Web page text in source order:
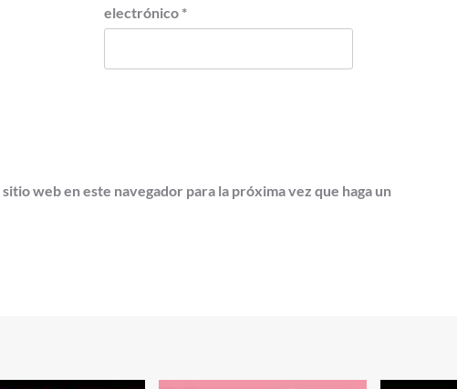
electrónico *
web en este navegador para la próxima vez que haga un